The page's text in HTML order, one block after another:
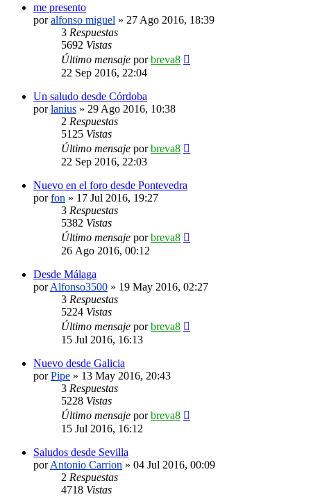
me presento
poralfonso miguel » 27 Ago 2016, 18:39
3 Respuestas
5692 Vistas
Último mensaje porbreva8
22 Sep 2016, 22:04
Un saludo desde Córdoba
porlanius » 29 Ago 2016, 10:38
2 Respuestas
5125 Vistas
Último mensaje porbreva8
22 Sep 2016, 22:03
Nuevo en el foro desde Pontevedra
porfon » 17 Jul 2016, 19:27
3 Respuestas
5382 Vistas
Último mensaje porbreva8
26 Ago 2016, 00:12
Desde Málaga
porAlfonso3500 » 19 May 2016, 02:27
3 Respuestas
5224 Vistas
Último mensaje porbreva8
15 Jul 2016, 16:13
Nuevo desde Galicia
porPipe » 13 May 2016, 20:43
3 Respuestas
5228 Vistas
Último mensaje porbreva8
15 Jul 2016, 16:12
Saludos desde Sevilla
porAntonio Carrion » 04 Jul 2016, 00:09
2 Respuestas
4718 Vistas